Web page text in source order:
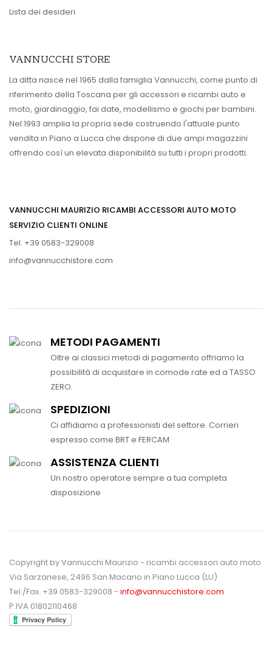
Lista dei desideri
VANNUCCHI STORE
La ditta nasce nel 1965 dalla famiglia Vannucchi, come punto di
riferimento della Toscana per gli accessori e ricambi auto e
moto, giardinaggio, fai date, modellismo e giochi per bambini.
Nel 1993 amplia la propria sede costruendo l'attuale punto
vendita in Piano a Lucca che dispone di due ampi magazzini
offrendo così un elevata disponibilità su tutti i propri prodotti.
VANNUCCHI MAURIZIO RICAMBI ACCESSORI AUTO MOTO
SERVIZIO CLIENTI ONLINE
Tel. +39 0583-329008
info@vannucchistore.com
METODI PAGAMENTI
Oltre ai classici metodi di pagamento offriamo la
possibilità di acquistare in comode rate ed a TASSO
ZERO.
SPEDIZIONI
Ci affidiamo a professionisti del settore. Corrieri
espresso come BRT e FERCAM
ASSISTENZA CLIENTI
Un nostro operatore sempre a tua completa
disposizione
Copyright by Vannucchi Maurizio - ricambi accessori auto moto
Via Sarzanese, 2496 San Macario in Piano Lucca (LU)
Tel./Fax. +39 0583-329008 - info@vannucchistore.com
P.IVA 01802110468